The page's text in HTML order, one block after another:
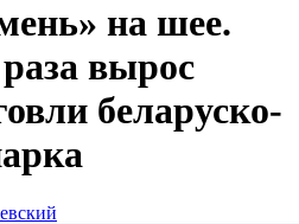
на шее.
вырос
беларуско-